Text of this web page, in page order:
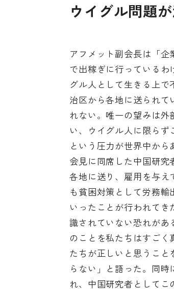
ウイグル問題
アフメット副会長は「
で出稼ぎに行っている
グル人として生きる上
治区から各地に送られ
れない。唯一の望みは
い、ウイグル人に限ら
という圧力が世界中から
会見に同席した中国研
各地に送り、雇用を与え
も貧困対策として労務
いったことが行われて
識されていない恐れがあ
のことを私たちはすご
たちが正しいと思うこ
らない」と語った。同
れ、中国研究者として